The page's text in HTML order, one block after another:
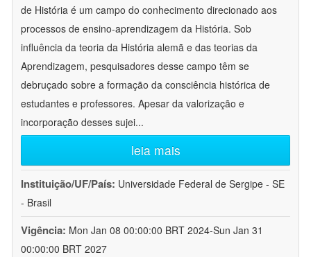
de História é um campo do conhecimento direcionado aos
processos de ensino-aprendizagem da História. Sob
influência da teoria da História alemã e das teorias da
Aprendizagem, pesquisadores desse campo têm se
debruçado sobre a formação da consciência histórica de
estudantes e professores. Apesar da valorização e
incorporação desses sujei...
leia mais
Instituição/UF/País: Universidade Federal de Sergipe - SE
- Brasil
Vigência: Mon Jan 08 00:00:00 BRT 2024-Sun Jan 31
00:00:00 BRT 2027